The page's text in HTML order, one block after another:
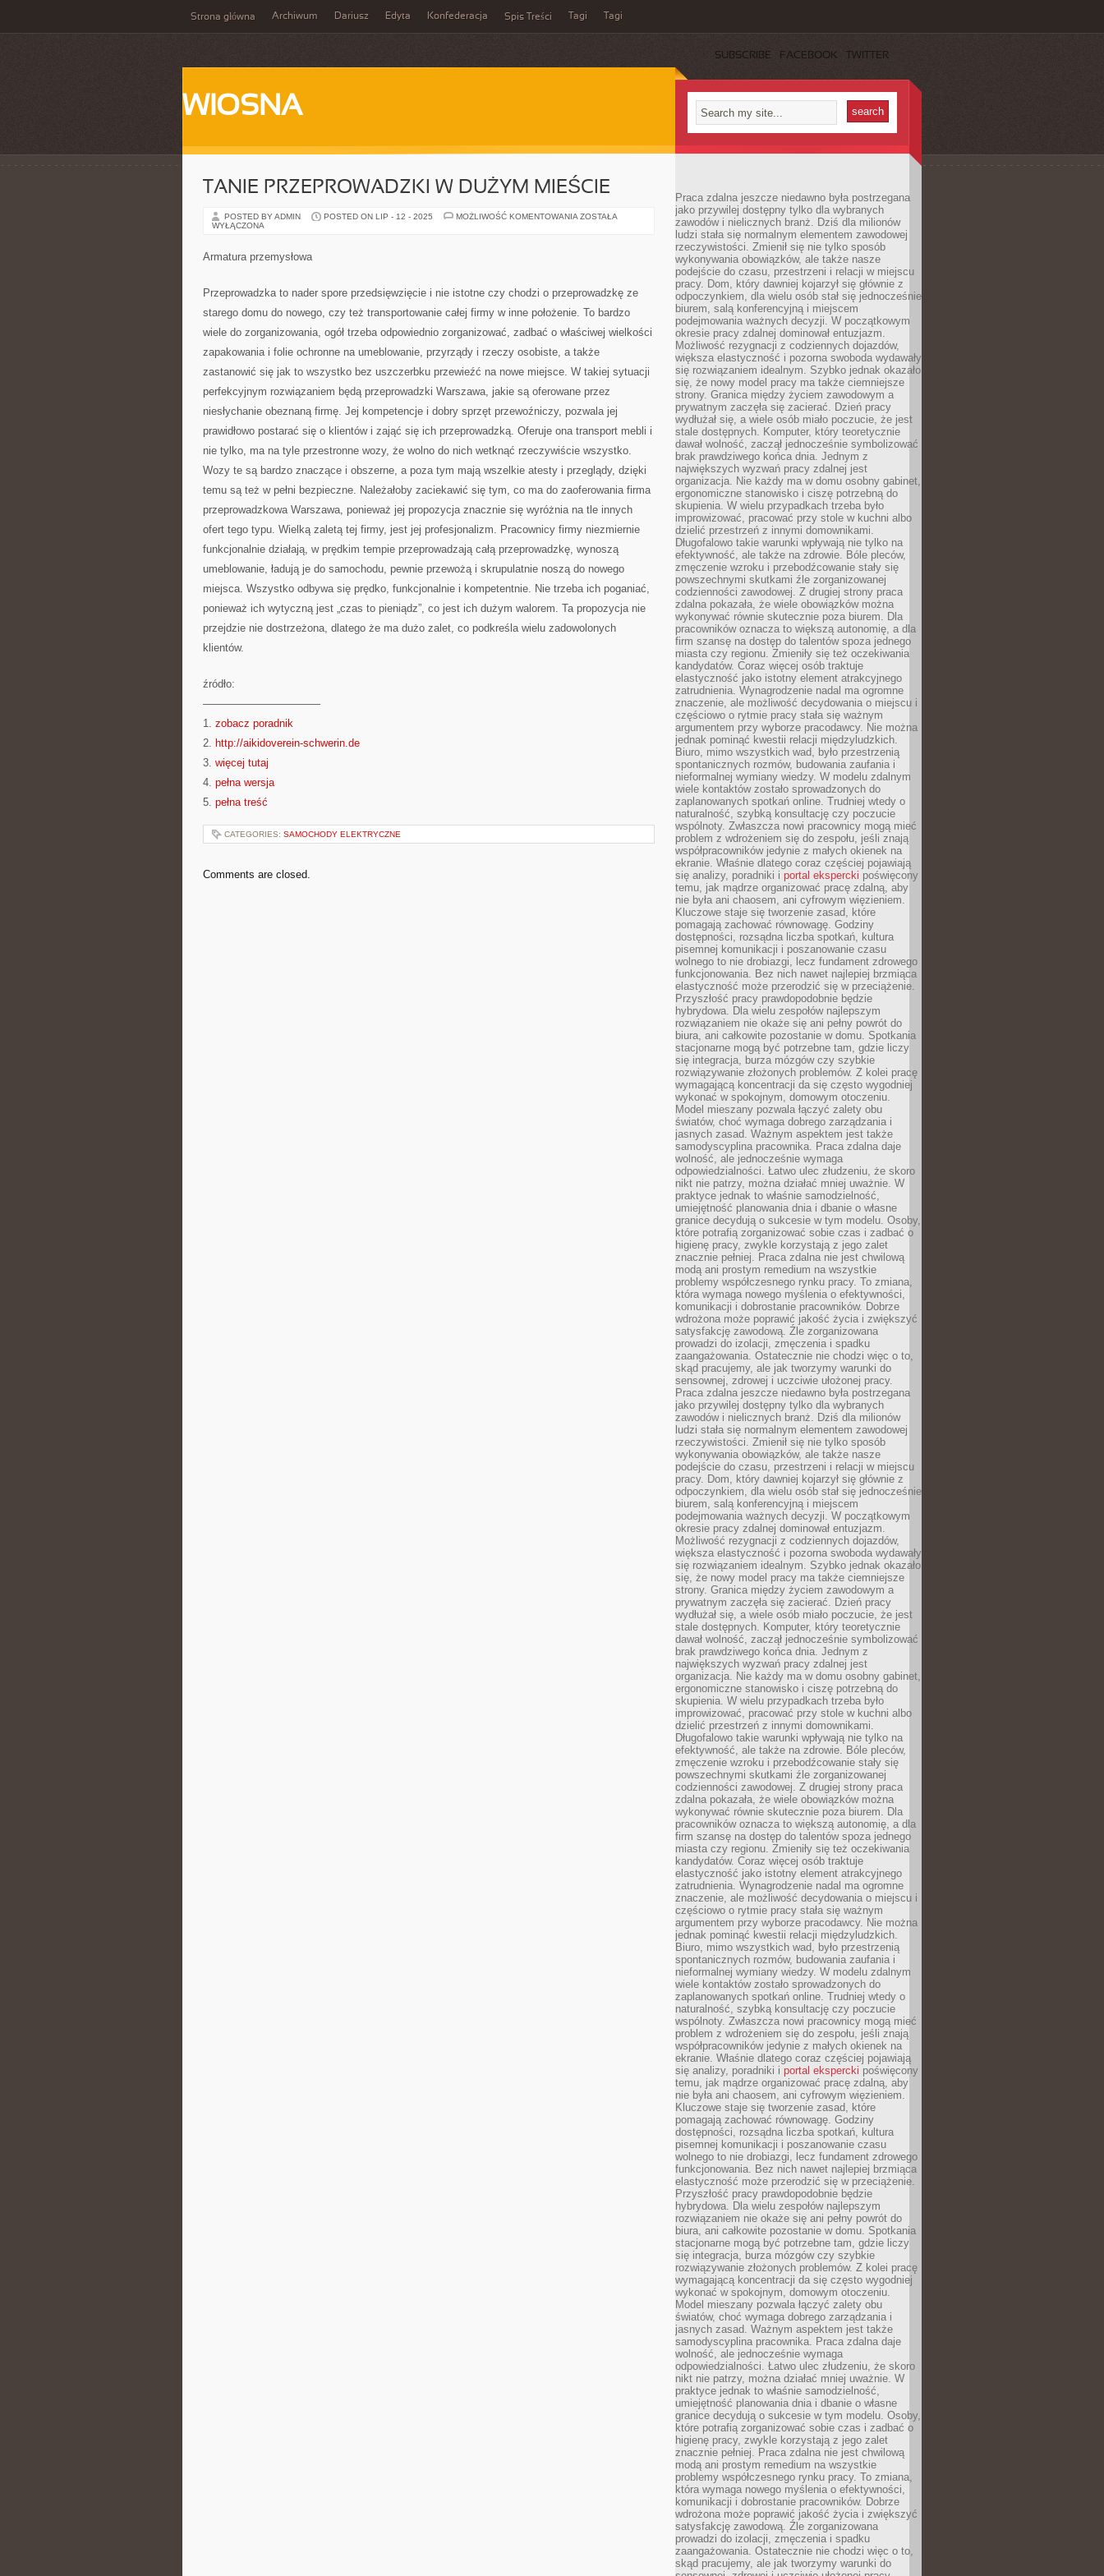
Strona główna Archiwum Dariusz Edyta Konfederacja Spis Treści Tagi Tagi
SUBSCRIBE FACEBOOK TWITTER
WIOSNA
TANIE PRZEPROWADZKI W DUŻYM MIEŚCIE
POSTED BY ADMIN POSTED ON LIP - 12 - 2025 MOŻLIWOŚĆ KOMENTOWANIA TANIE
ZOSTAŁA
WYŁĄCZONA
Armatura przemysłowa
Przeprowadzka to nader spore przedsięwzięcie i nie istotne czy chodzi o przeprowadzkę ze
starego domu do nowego, czy też transportowanie całej firmy w inne położenie. To bardzo
wiele do zorganizowania, ogół trzeba odpowiednio zorganizować, zadbać o właściwej wielkości
zapakowania i folie ochronne na umeblowanie, przyrządy i rzeczy osobiste, a także
zastanowić się jak to wszystko bez uszczerbku przewieźć na nowe miejsce. W takiej sytuacji
perfekcyjnym rozwiązaniem będą przeprowadzki Warszawa, jakie są oferowane przez
niesłychanie obeznaną firmę. Jej kompetencje i dobry sprzęt przewoźniczy, pozwala jej
prawidłowo postarać się o klientów i zająć się ich przeprowadzką. Oferuje ona transport mebli i
nie tylko, ma na tyle przestronne wozy, że wolno do nich wetknąć rzeczywiście wszystko.
Wozy te są bardzo znaczące i obszerne, a poza tym mają wszelkie atesty i przeglądy, dzięki
temu są też w pełni bezpieczne. Należałoby zaciekawić się tym, co ma do zaoferowania firma
przeprowadzkowa Warszawa, ponieważ jej propozycja znacznie się wyróżnia na tle innych
ofert tego typu. Wielką zaletą tej firmy, jest jej profesjonalizm. Pracownicy firmy niezmiernie
funkcjonalnie działają, w prędkim tempie przeprowadzają całą przeprowadzkę, wynoszą
umeblowanie, ładują je do samochodu, pewnie przewożą i skrupulatnie noszą do nowego
miejsca. Wszystko odbywa się prędko, funkcjonalnie i kompetentnie. Nie trzeba ich poganiać,
ponieważ ich wytyczną jest „czas to pieniądz”, co jest ich dużym walorem. Ta propozycja nie
przejdzie nie dostrzeżona, dlatego że ma dużo zalet, co podkreśla wielu zadowolonych
klientów.
źródło:
———————————
1. zobacz poradnik
2. http://aikidoverein-schwerin.de
3. więcej tutaj
4. pełna wersja
5. pełna treść
CATEGORIES: SAMOCHODY ELEKTRYCZNE
Comments are closed.
Praca zdalna jeszcze niedawno była postrzegana
jako przywilej dostępny tylko dla wybranych
zawodów i nielicznych branż. Dziś dla milionów
ludzi stała się normalnym elementem zawodowej
rzeczywistości. Zmienił się nie tylko sposób
wykonywania obowiązków, ale także nasze
podejście do czasu, przestrzeni i relacji w miejscu
pracy. Dom, który dawniej kojarzył się głównie z
odpoczynkiem, dla wielu osób stał się jednocześnie
biurem, salą konferencyjną i miejscem
podejmowania ważnych decyzji. W początkowym
okresie pracy zdalnej dominował entuzjazm.
Możliwość rezygnacji z codziennych dojazdów,
większa elastyczność i pozorna swoboda wydawały
się rozwiązaniem idealnym. Szybko jednak okazało
się, że nowy model pracy ma także ciemniejsze
strony. Granica między życiem zawodowym a
prywatnym zaczęła się zacierać. Dzień pracy
wydłużał się, a wiele osób miało poczucie, że jest
stale dostępnych. Komputer, który teoretycznie
dawał wolność, zaczął jednocześnie symbolizować
brak prawdziwego końca dnia. Jednym z
największych wyzwań pracy zdalnej jest
organizacja. Nie każdy ma w domu osobny gabinet,
ergonomiczne stanowisko i ciszę potrzebną do
skupienia. W wielu przypadkach trzeba było
improwizować, pracować przy stole w kuchni albo
dzielić przestrzeń z innymi domownikami.
Długofalowo takie warunki wpływają nie tylko na
efektywność, ale także na zdrowie. Bóle pleców,
zmęczenie wzroku i przebodźcowanie stały się
powszechnymi skutkami źle zorganizowanej
codzienności zawodowej. Z drugiej strony praca
zdalna pokazała, że wiele obowiązków można
wykonywać równie skutecznie poza biurem. Dla
pracowników oznacza to większą autonomię, a dla
firm szansę na dostęp do talentów spoza jednego
miasta czy regionu. Zmieniły się też oczekiwania
kandydatów. Coraz więcej osób traktuje
elastyczność jako istotny element atrakcyjnego
zatrudnienia. Wynagrodzenie nadal ma ogromne
znaczenie, ale możliwość decydowania o miejscu i
częściowo o rytmie pracy stała się ważnym
argumentem przy wyborze pracodawcy. Nie można
jednak pominąć kwestii relacji międzyludzkich.
Biuro, mimo wszystkich wad, było przestrzenią
spontanicznych rozmów, budowania zaufania i
nieformalnej wymiany wiedzy. W modelu zdalnym
wiele kontaktów zostało sprowadzonych do
zaplanowanych spotkań online. Trudniej wtedy o
naturalność, szybką konsultację czy poczucie
wspólnoty. Zwłaszcza nowi pracownicy mogą mieć
problem z wdrożeniem się do zespołu, jeśli znają
współpracowników jedynie z małych okienek na
ekranie. Właśnie dlatego coraz częściej pojawiają
się analizy, poradniki i portal ekspercki poświęcony
temu, jak mądrze organizować pracę zdalną, aby
nie była ani chaosem, ani cyfrowym więzieniem.
Kluczowe staje się tworzenie zasad, które
pomagają zachować równowagę. Godziny
dostępności, rozsądna liczba spotkań, kultura
pisemnej komunikacji i poszanowanie czasu
wolnego to nie drobiazgi, lecz fundament zdrowego
funkcjonowania. Bez nich nawet najlepiej brzmiąca
elastyczność może przerodzić się w przeciążenie.
Przyszłość pracy prawdopodobnie będzie
hybrydowa. Dla wielu zespołów najlepszym
rozwiązaniem nie okaże się ani pełny powrót do
biura, ani całkowite pozostanie w domu. Spotkania
stacjonarne mogą być potrzebne tam, gdzie liczy
się integracja, burza mózgów czy szybkie
rozwiązywanie złożonych problemów. Z kolei pracę
wymagającą koncentracji da się często wygodniej
wykonać w spokojnym, domowym otoczeniu.
Model mieszany pozwala łączyć zalety obu
światów, choć wymaga dobrego zarządzania i
jasnych zasad. Ważnym aspektem jest także
samodyscyplina pracownika. Praca zdalna daje
wolność, ale jednocześnie wymaga
odpowiedzialności. Łatwo ulec złudzeniu, że skoro
nikt nie patrzy, można działać mniej uważnie. W
praktyce jednak to właśnie samodzielność,
umiejętność planowania dnia i dbanie o własne
granice decydują o sukcesie w tym modelu. Osoby,
które potrafią zorganizować sobie czas i zadbać o
higienę pracy, zwykle korzystają z jego zalet
znacznie pełniej. Praca zdalna nie jest chwilową
modą ani prostym remedium na wszystkie
problemy współczesnego rynku pracy. To zmiana,
która wymaga nowego myślenia o efektywności,
komunikacji i dobrostanie pracowników. Dobrze
wdrożona może poprawić jakość życia i zwiększyć
satysfakcję zawodową. Źle zorganizowana
prowadzi do izolacji, zmęczenia i spadku
zaangażowania. Ostatecznie nie chodzi więc o to,
skąd pracujemy, ale jak tworzymy warunki do
sensownej, zdrowej i uczciwie ułożonej pracy.
Praca zdalna jeszcze niedawno była postrzegana
jako przywilej dostępny tylko dla wybranych
zawodów i nielicznych branż. Dziś dla milionów
ludzi stała się normalnym elementem zawodowej
rzeczywistości. Zmienił się nie tylko sposób
wykonywania obowiązków, ale także nasze
podejście do czasu, przestrzeni i relacji w miejscu
pracy. Dom, który dawniej kojarzył się głównie z
odpoczynkiem, dla wielu osób stał się jednocześnie
biurem, salą konferencyjną i miejscem
podejmowania ważnych decyzji. W początkowym
okresie pracy zdalnej dominował entuzjazm.
Możliwość rezygnacji z codziennych dojazdów,
większa elastyczność i pozorna swoboda wydawały
się rozwiązaniem idealnym. Szybko jednak okazało
się, że nowy model pracy ma także ciemniejsze
strony. Granica między życiem zawodowym a
prywatnym zaczęła się zacierać. Dzień pracy
wydłużał się, a wiele osób miało poczucie, że jest
stale dostępnych. Komputer, który teoretycznie
dawał wolność, zaczął jednocześnie symbolizować
brak prawdziwego końca dnia. Jednym z
największych wyzwań pracy zdalnej jest
organizacja. Nie każdy ma w domu osobny gabinet,
ergonomiczne stanowisko i ciszę potrzebną do
skupienia. W wielu przypadkach trzeba było
improwizować, pracować przy stole w kuchni albo
dzielić przestrzeń z innymi domownikami.
Długofalowo takie warunki wpływają nie tylko na
efektywność, ale także na zdrowie. Bóle pleców,
zmęczenie wzroku i przebodźcowanie stały się
powszechnymi skutkami źle zorganizowanej
codzienności zawodowej. Z drugiej strony praca
zdalna pokazała, że wiele obowiązków można
wykonywać równie skutecznie poza biurem. Dla
pracowników oznacza to większą autonomię, a dla
firm szansę na dostęp do talentów spoza jednego
miasta czy regionu. Zmieniły się też oczekiwania
kandydatów. Coraz więcej osób traktuje
elastyczność jako istotny element atrakcyjnego
zatrudnienia. Wynagrodzenie nadal ma ogromne
znaczenie, ale możliwość decydowania o miejscu i
częściowo o rytmie pracy stała się ważnym
argumentem przy wyborze pracodawcy. Nie można
jednak pominąć kwestii relacji międzyludzkich.
Biuro, mimo wszystkich wad, było przestrzenią
spontanicznych rozmów, budowania zaufania i
nieformalnej wymiany wiedzy. W modelu zdalnym
wiele kontaktów zostało sprowadzonych do
zaplanowanych spotkań online. Trudniej wtedy o
naturalność, szybką konsultację czy poczucie
wspólnoty. Zwłaszcza nowi pracownicy mogą mieć
problem z wdrożeniem się do zespołu, jeśli znają
współpracowników jedynie z małych okienek na
ekranie. Właśnie dlatego coraz częściej pojawiają
się analizy, poradniki i portal ekspercki poświęcony
temu, jak mądrze organizować pracę zdalną, aby
nie była ani chaosem, ani cyfrowym więzieniem.
Kluczowe staje się tworzenie zasad, które
pomagają zachować równowagę. Godziny
dostępności, rozsądna liczba spotkań, kultura
pisemnej komunikacji i poszanowanie czasu
wolnego to nie drobiazgi, lecz fundament zdrowego
funkcjonowania. Bez nich nawet najlepiej brzmiąca
elastyczność może przerodzić się w przeciążenie.
Przyszłość pracy prawdopodobnie będzie
hybrydowa. Dla wielu zespołów najlepszym
rozwiązaniem nie okaże się ani pełny powrót do
biura, ani całkowite pozostanie w domu. Spotkania
stacjonarne mogą być potrzebne tam, gdzie liczy
się integracja, burza mózgów czy szybkie
rozwiązywanie złożonych problemów. Z kolei pracę
wymagającą koncentracji da się często wygodniej
wykonać w spokojnym, domowym otoczeniu.
Model mieszany pozwala łączyć zalety obu
światów, choć wymaga dobrego zarządzania i
jasnych zasad. Ważnym aspektem jest także
samodyscyplina pracownika. Praca zdalna daje
wolność, ale jednocześnie wymaga
odpowiedzialności. Łatwo ulec złudzeniu, że skoro
nikt nie patrzy, można działać mniej uważnie. W
praktyce jednak to właśnie samodzielność,
umiejętność planowania dnia i dbanie o własne
granice decydują o sukcesie w tym modelu. Osoby,
które potrafią zorganizować sobie czas i zadbać o
higienę pracy, zwykle korzystają z jego zalet
znacznie pełniej. Praca zdalna nie jest chwilową
modą ani prostym remedium na wszystkie
problemy współczesnego rynku pracy. To zmiana,
która wymaga nowego myślenia o efektywności,
komunikacji i dobrostanie pracowników. Dobrze
wdrożona może poprawić jakość życia i zwiększyć
satysfakcję zawodową. Źle zorganizowana
prowadzi do izolacji, zmęczenia i spadku
zaangażowania. Ostatecznie nie chodzi więc o to,
skąd pracujemy, ale jak tworzymy warunki do